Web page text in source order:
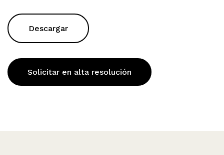
Descargar
Solicitar en alta resolución